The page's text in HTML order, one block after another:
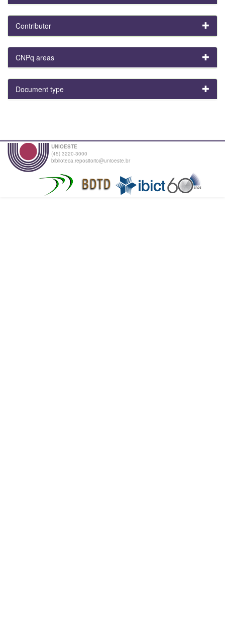
Contributor
CNPq areas
Document type
UNIOESTE
(45) 3220-3000
biblioteca.repositorio@unioeste.br